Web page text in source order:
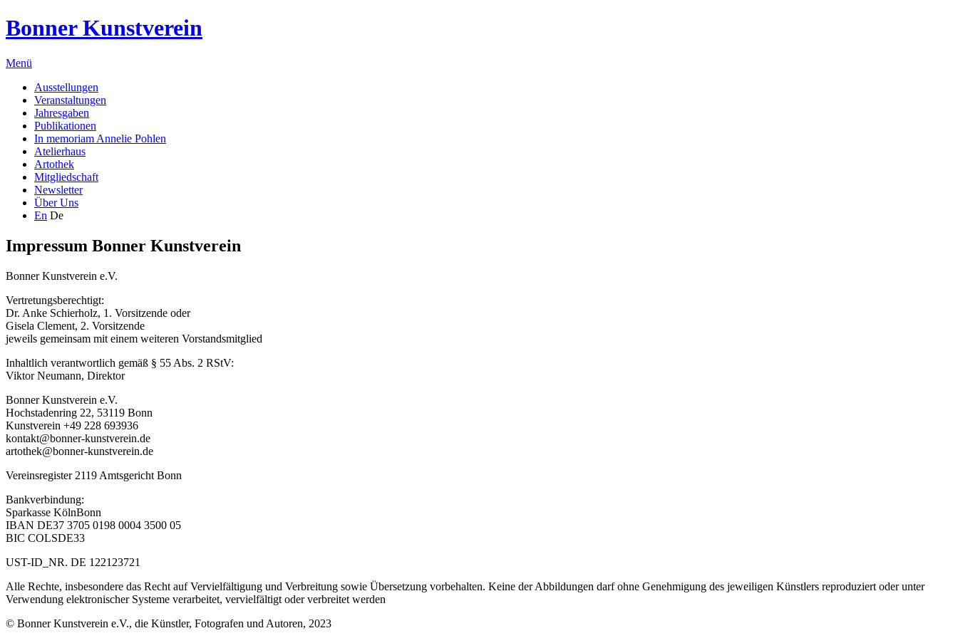
Bonner Kunstverein
Menü
Ausstellungen
Veranstaltungen
Jahresgaben
Publikationen
In memoriam Annelie Pohlen
Atelierhaus
Artothek
Mitgliedschaft
Newsletter
Über Uns
En De
Impressum Bonner Kunstverein
Bonner Kunstverein e.V.
Vertretungsberechtigt:
Dr. Anke Schierholz, 1. Vorsitzende oder
Gisela Clement, 2. Vorsitzende
jeweils gemeinsam mit einem weiteren Vorstandsmitglied
Inhaltlich verantwortlich gemäß § 55 Abs. 2 RStV:
Viktor Neumann, Direktor
Bonner Kunstverein e.V.
Hochstadenring 22, 53119 Bonn
Kunstverein +49 228 693936
kontakt@bonner-kunstverein.de
artothek@bonner-kunstverein.de
Vereinsregister 2119 Amtsgericht Bonn
Bankverbindung:
Sparkasse KölnBonn
IBAN DE37 3705 0198 0004 3500 05
BIC COLSDE33
UST-ID_NR. DE 122123721
Alle Rechte, insbesondere das Recht auf Vervielfältigung und Verbreitung sowie Übersetzung vorbehalten. Keine der Abbildungen darf ohne Genehmigung des jeweiligen Künstlers reproduziert oder unter
Verwendung elektronischer Systeme verarbeitet, vervielfältigt oder verbreitet werden
© Bonner Kunstverein e.V., die Künstler, Fotografen und Autoren, 2023